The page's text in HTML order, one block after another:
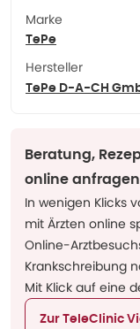
Marke
TePe
Hersteller
TePe D-A-CH
Beratung,
online anfragen
In wenigen Klicks
mit Ärzten online
Online-
Krankschreibung
Mit Klick auf eine
Zur TeleClinic